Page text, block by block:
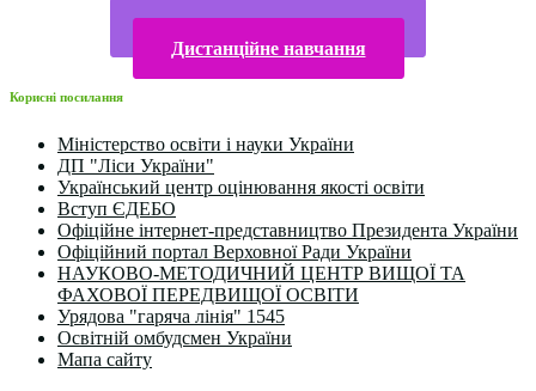
Дистанційне навчання
Корисні посилання
Міністерство освіти і науки України
ДП "Ліси України"
Український центр оцінювання якості освіти
Вступ ЄДЕБО
Офіційне інтернет-представництво Президента України
Офіційний портал Верховної Ради України
НАУКОВО-МЕТОДИЧНИЙ ЦЕНТР ВИЩОЇ ТА
ФАХОВОЇ ПЕРЕДВИЩОЇ ОСВІТИ
Урядова "гаряча лінія" 1545
Освітній омбудсмен України
Мапа сайту